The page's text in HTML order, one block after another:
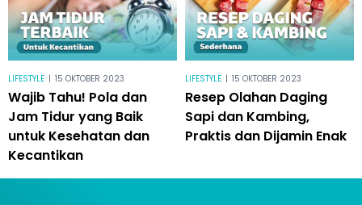
LIFESTYLE | 15 OKTOBER 2023
Wajib Tahu! Pola dan
Jam Tidur yang Baik
untuk Kesehatan dan
Kecantikan
LIFESTYLE | 15 OKTOBER 2023
Resep Olahan Daging
Sapi dan Kambing,
Praktis dan Dijamin Enak